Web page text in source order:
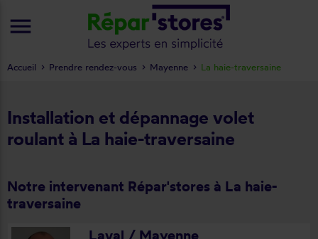
Installation et dépannage volet
roulant à La haie-traversaine
Notre intervenant Répar'stores à La haie-
traversaine
Laval / Mayenne
Accueil Prendre rendez-vous Mayenne La haie-traversaine
menu